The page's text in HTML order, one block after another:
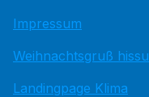
Impressum
Weihnachtsgruß hissu
Landingpage Klima